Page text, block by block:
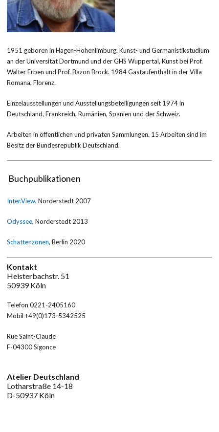
1951 geboren in Hagen-Hohenlimburg. Kunst- und Germanistikstudium
an der Universität Dortmund und der GHS Wuppertal, Kunst bei Prof.
Walter Erben und Prof. Bazon Brock. 1984 Gastaufenthalt in der Villa
Romana, Florenz.
Einzelausstellungen und Ausstellungsbeteiligungen seit 1974 in
Deutschland, Frankreich, Rumänien, Spanien und der Schweiz.
Arbeiten in öffentlichen und privaten Sammlungen. 15 Arbeiten sind im
Besitz der Bundesrepublik Deutschland.
Buchpublikationen
Inter.View, Norderstedt 2007
Odyssee, Norderstedt 2013
Schattenzonen, Berlin 2020
Kontakt
Heisterbachstr. 51
50939 Köln
Telefon 0221-2405160
Mobil +49(0)173-5342525
Rue Saint-Claude
F-04300 Sigonce
Atelier Deutschland
Lotharstraße 14-18
D-50937 Köln